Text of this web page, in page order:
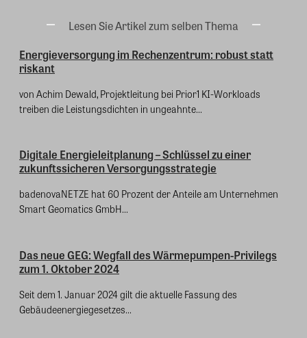
Lesen Sie Artikel zum selben Thema
Energieversorgung im Rechenzentrum: robust statt
riskant
von Achim Dewald, Projektleitung bei Prior1 KI-Workloads
treiben die Leistungsdichten in ungeahnte...
Digitale Energieleitplanung – Schlüssel zu einer
zukunftssicheren Versorgungsstrategie
badenovaNETZE hat 60 Prozent der Anteile am Unternehmen
Smart Geomatics GmbH...
Das neue GEG: Wegfall des Wärmepumpen-Privilegs
zum 1. Oktober 2024
Seit dem 1. Januar 2024 gilt die aktuelle Fassung des
Gebäudeenergiegesetzes...